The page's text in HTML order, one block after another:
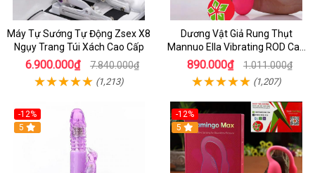
Máy Tự Sướng Tự Động Zsex X8
Ngụy Trang Túi Xách Cao Cấp
6.900.000₫ 7.840.000₫
(1,213)
Dương Vật Giả Rung Thụt
Mannuo Ella Vibrating ROD Cao
Cấp Cho Nữ
890.000₫ 1.011.000₫
(1,207)
-12%
5
-12%
5